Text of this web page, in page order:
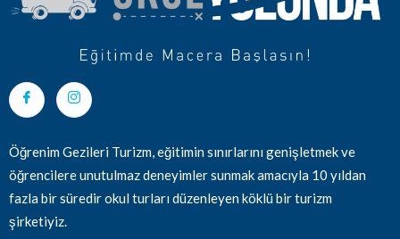
Öğrenim Gezileri Turizm, eğitimin sınırlarını genişletmek ve
öğrencilere unutulmaz deneyimler sunmak amacıyla 10 yıldan
fazla bir süredir okul turları düzenleyen köklü bir turizm
şirketiyiz.